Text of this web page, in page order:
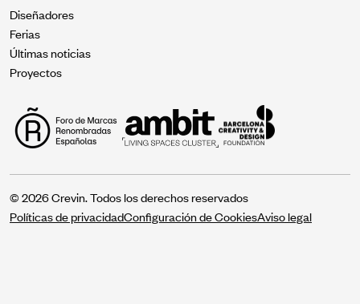
Diseñadores
Ferias
Últimas noticias
Proyectos
© 2026 Crevin. Todos los derechos reservados
Políticas de privacidadConfiguración de CookiesAviso legal